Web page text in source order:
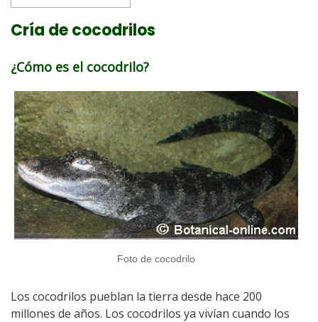
Cría de cocodrilos
¿Cómo es el cocodrilo?
Foto de cocodrilo
Los cocodrilos pueblan la tierra desde hace 200
millones de años. Los cocodrilos ya vivían cuando los